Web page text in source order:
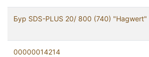
Бур SDS-PLUS 20/ 800 (740) "Hagwert"
00000014214